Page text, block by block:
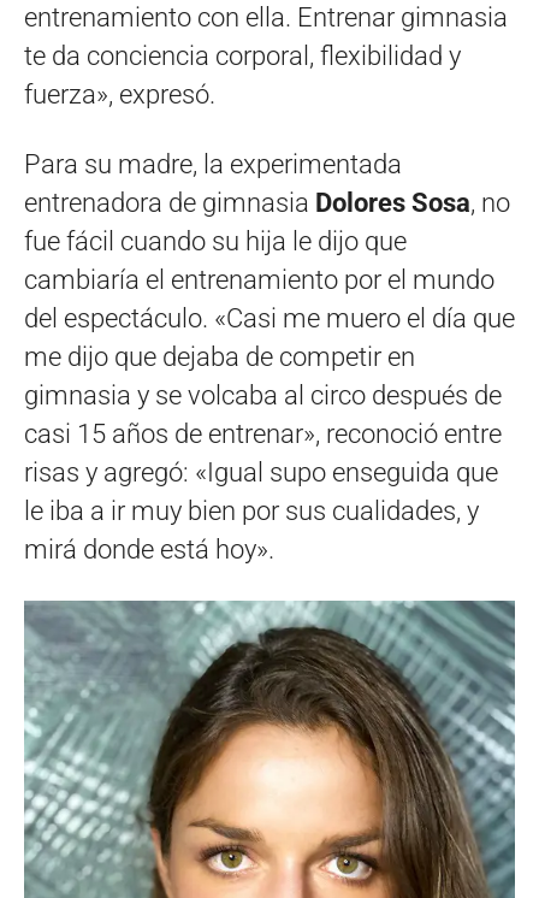
entrenamiento con ella. Entrenar gimnasia
te da conciencia corporal, flexibilidad y
fuerza», expresó.
Para su madre, la experimentada
entrenadora de gimnasia Dolores Sosa, no
fue fácil cuando su hija le dijo que
cambiaría el entrenamiento por el mundo
del espectáculo. «Casi me muero el día que
me dijo que dejaba de competir en
gimnasia y se volcaba al circo después de
casi 15 años de entrenar», reconoció entre
risas y agregó: «Igual supo enseguida que
le iba a ir muy bien por sus cualidades, y
mirá donde está hoy».